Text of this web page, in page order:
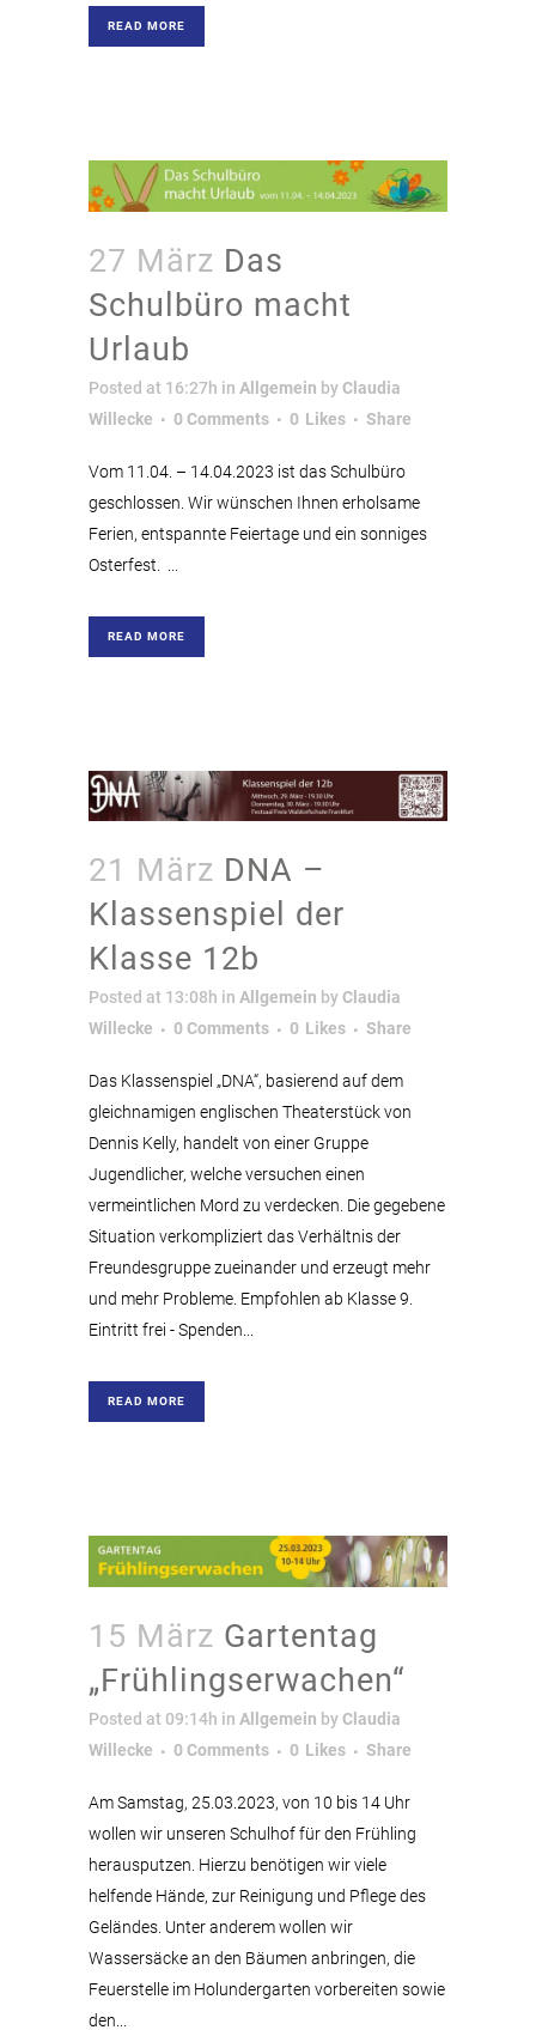
READ MORE
27 März Das
Schulbüro macht
Urlaub
Posted at 16:27h in Allgemein byClaudia
Willecke
0 Comments 0 Likes Share
Vom 11.04. – 14.04.2023 ist das Schulbüro
geschlossen. Wir wünschen Ihnen erholsame
Ferien, entspannte Feiertage und ein sonniges
Osterfest. ...
READ MORE
21 März DNA –
Klassenspiel der
Klasse 12b
Posted at 13:08h in Allgemein byClaudia
Willecke
0 Comments 0 Likes Share
Das Klassenspiel „DNA“, basierend auf dem
gleichnamigen englischen Theaterstück von
Dennis Kelly, handelt von einer Gruppe
Jugendlicher, welche versuchen einen
vermeintlichen Mord zu verdecken. Die gegebene
Situation verkompliziert das Verhältnis der
Freundesgruppe zueinander und erzeugt mehr
und mehr Probleme. Empfohlen ab Klasse 9.
Eintritt frei - Spenden...
READ MORE
15 März Gartentag
„Frühlingserwachen“
Posted at 09:14h in Allgemein byClaudia
Willecke
0 Comments 0 Likes Share
Am Samstag, 25.03.2023, von 10 bis 14 Uhr
wollen wir unseren Schulhof für den Frühling
herausputzen. Hierzu benötigen wir viele
helfende Hände, zur Reinigung und Pflege des
Geländes. Unter anderem wollen wir
Wassersäcke an den Bäumen anbringen, die
Feuerstelle im Holundergarten vorbereiten sowie
den...